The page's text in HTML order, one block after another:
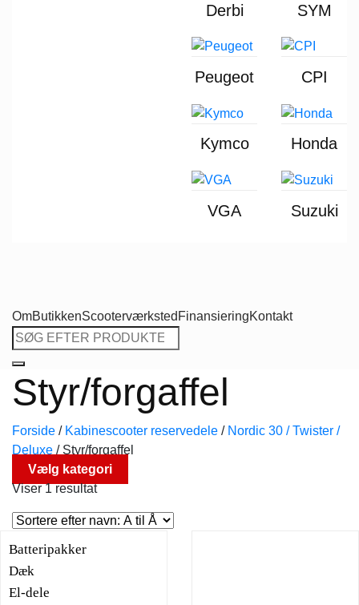
Derbi SYM
Peugeot CPI
Kymco Honda
VGA Suzuki
OmButikkenScooterværksted FinansieringKontakt
Søg
efter:
Styr/forgaffel
Forside / Kabinescooter reservedele / Nordic 30 / Twister /
Deluxe /Styr/forgaffel
Vælg kategori
Viser 1 resultat
Batteripakker
Dæk
El-dele